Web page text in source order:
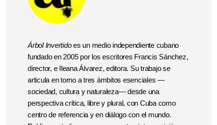
Árbol Invertidoes un medio independiente cubano
fundado en 2005 por los escritores Francis Sánchez,
director, e Ileana Álvarez, editora. Su trabajo se
articula en torno a tres ámbitos esenciales —
sociedad, cultura y naturaleza— desde una
perspectiva crítica, libre y plural, con Cuba como
centro de referencia y en diálogo con el mundo.